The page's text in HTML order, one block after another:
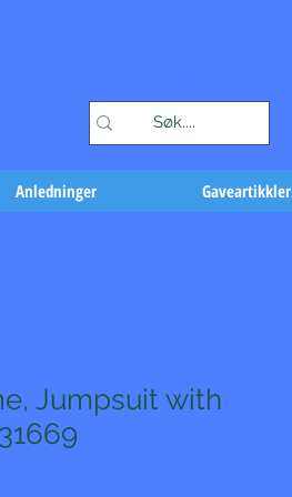
Anledninger Gaveartikkler
Jumpsuit with